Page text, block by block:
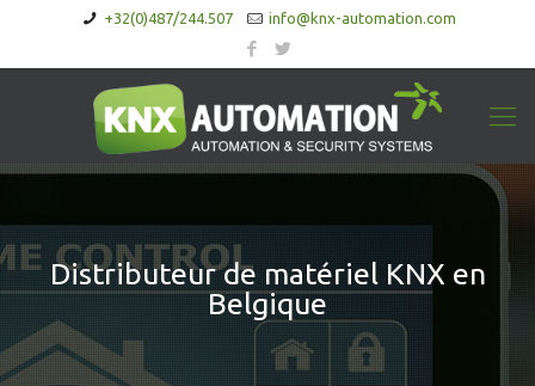
+32(0)487/244.507 info@knx-automation.com
Distributeur de matériel KNX en
Belgique